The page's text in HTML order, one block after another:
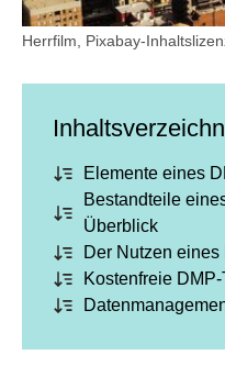
Herrfilm, Pixabay-
Elemente eines
Bestandteile
Überblick
Der Nutzen
Kostenfreie